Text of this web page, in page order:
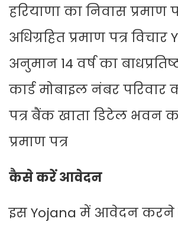
हरियाणा का निवास प्रमाण
अधिग्रहित प्रमाण पत्र
अनुमान 14 वर्ष का
कार्ड मोबाइल नंबर परिवार
पत्र बैंक खाता डिटेल भवन
प्रमाण पत्र
कैसे करें आवेदन
इस Yojana में आवेदन